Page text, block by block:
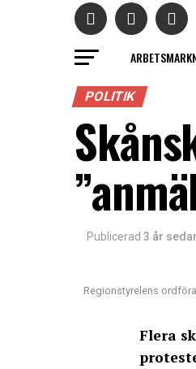
POLITIK
Publicerad 3 år
Regionstyrelens
Flera